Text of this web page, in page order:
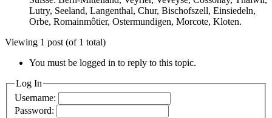
Lutry, Seeland, Langenthal, Chur, Bischofszell, Einsiedeln,
Orbe, Romainmôtier, Ostermundigen, Morcote, Kloten.
Viewing 1 post (of 1 total)
You must be logged in to reply to this topic.
Log In
Username:
Password: